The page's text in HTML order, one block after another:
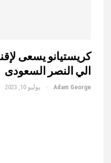
كريستيانو يسعى
الي النصر السعودى
Adam George يوليو 10, 2023